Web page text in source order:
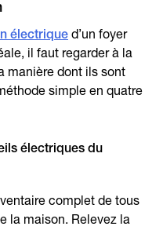
électrique d’un foyer
il faut regarder à la
manière dont ils sont
simple en quatre
électriques du
complet de tous
la maison. Relevez la